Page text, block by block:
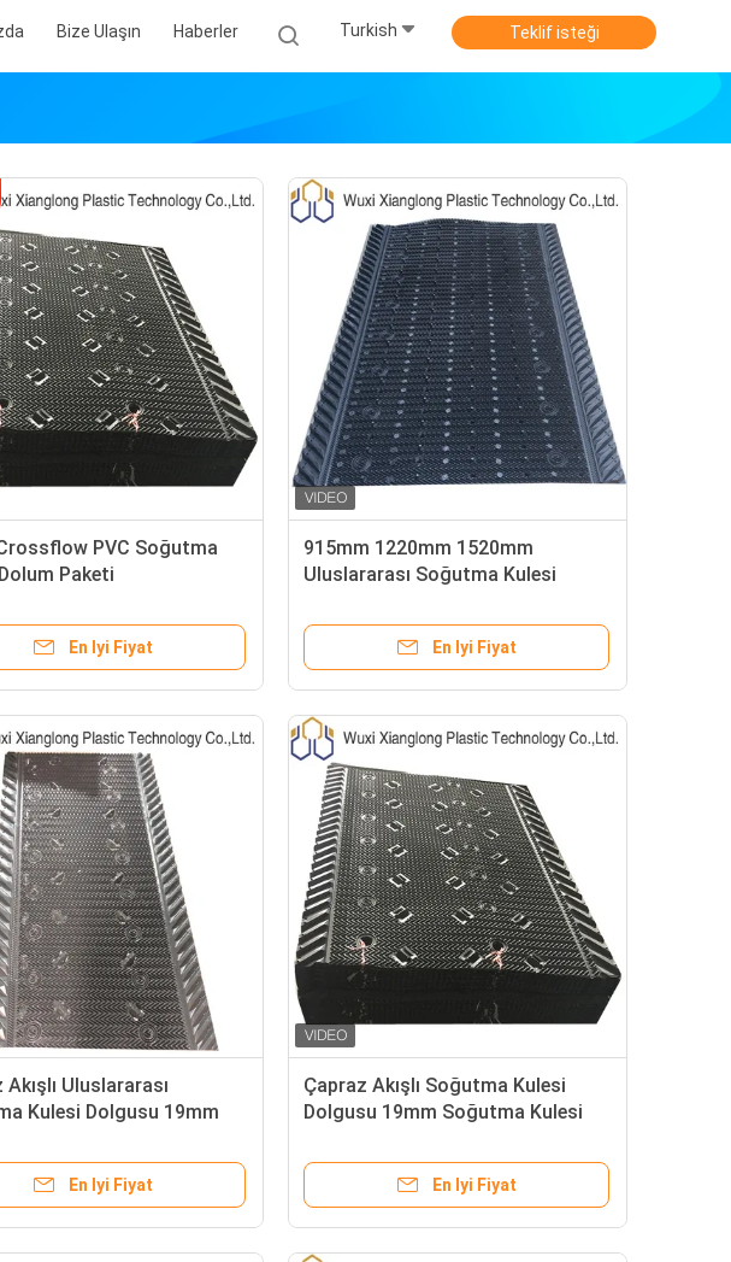
Bize Ulaşın Haberler Turkish Teklif isteği
PVC Soğutma
Paketi
En Iyi Fiyat
915mm 1220mm 1520mm
Uluslararası Soğutma Kulesi
Malzemesi
En Iyi Fiyat
Uluslararası
Kulesi Dolgusu 19mm
En Iyi Fiyat
Çapraz Akışlı Soğutma Kulesi
Dolgusu 19mm Soğutma Kulesi
En Iyi Fiyat